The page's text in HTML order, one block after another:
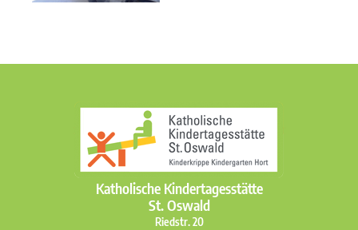
Katholische Kindertagesstätte
St. Oswald
Riedstr. 20